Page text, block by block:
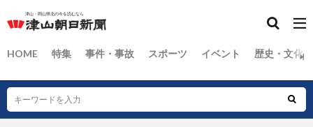
HOME 特集 事件・事故 スポーツ イベント 歴史・文化